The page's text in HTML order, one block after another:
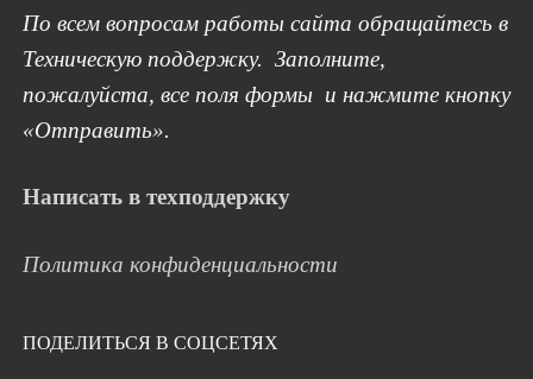
По всем вопросам работы сайта обращайтесь в
Техническую поддержку. Заполните,
пожалуйста, все поля формы и нажмите кнопку
«Отправить».
Написать в техподдержку
Политика конфиденциальности
ПОДЕЛИТЬСЯ В СОЦСЕТЯХ